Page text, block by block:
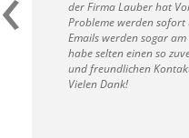
der Firma Lauber hat
Probleme werden
Emails werden sogar
habe selten einen so
und freundlichen
Vielen Dank!